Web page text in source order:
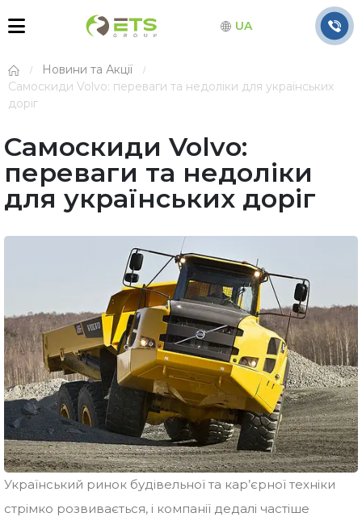
UA
Новини та Акції
Самоскиди Volvo: переваги та недоліки для українських
доріг
Самоскиди Volvo:
переваги та недоліки
для українських доріг
Український ринок будівельної та кар’єрної техніки
стрімко розвивається, і компанії дедалі частіше